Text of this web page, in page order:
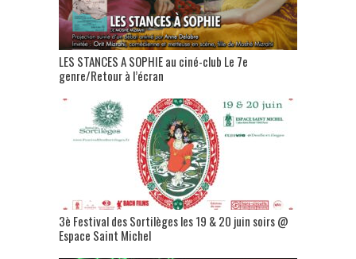
LES STANCES A SOPHIE au ciné-club Le 7e
genre/Retour à l’écran
3è Festival des Sortilèges les 19 & 20 juin soirs @
Espace Saint Michel